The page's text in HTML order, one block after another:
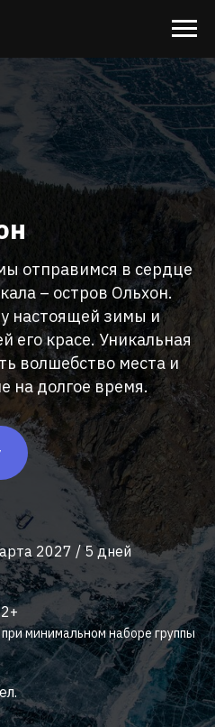
отправимся в сердце
– остров Ольхон.
настоящей зимы и
его красе. Уникальная
волшебство места и
на долгое время.
2027 / 5 дней
минимальном наборе группы